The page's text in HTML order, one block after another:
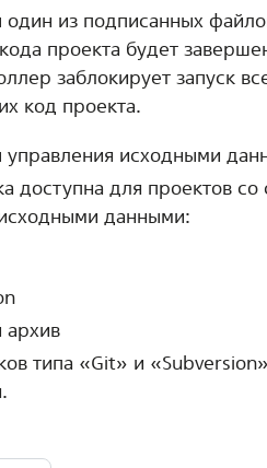
один из подписанных
проекта будет
заблокирует запуск
код проекта.
управления исходными
доступна для проектов
данными:
архив
типа «Git» и